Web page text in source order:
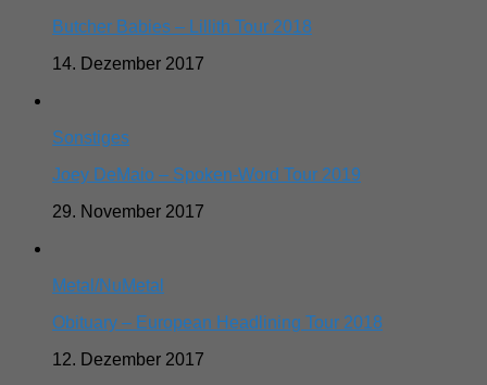
Butcher Babies – Lillith Tour 2018
14. Dezember 2017
Sonstiges
Joey DeMaio – Spoken-Word Tour 2019
29. November 2017
Metal/NuMetal
Obituary – European Headlining Tour 2018
12. Dezember 2017